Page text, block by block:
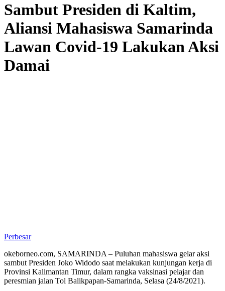
Sambut Presiden di Kaltim,
Aliansi Mahasiswa Samarinda
Lawan Covid-19 Lakukan Aksi
Damai
Perbesar
okeborneo.com, SAMARINDA – Puluhan mahasiswa gelar aksi
sambut Presiden Joko Widodo saat melakukan kunjungan kerja di
Provinsi Kalimantan Timur, dalam rangka vaksinasi pelajar dan
peresmian jalan Tol Balikpapan-Samarinda, Selasa (24/8/2021).